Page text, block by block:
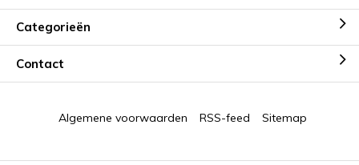
Categorieën
Contact
Algemene voorwaarden RSS-feed Sitemap